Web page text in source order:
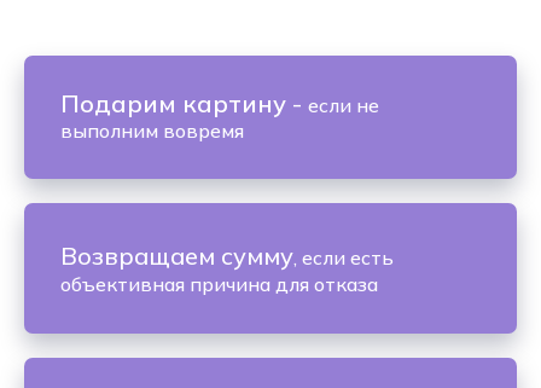
Подарим картину - если не
выполним вовремя
Возвращаем сумму, если есть
объективная причина для отказа